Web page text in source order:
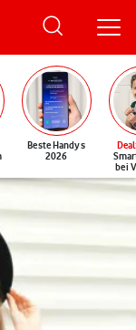
Beste Handys
2026
Deal
bei